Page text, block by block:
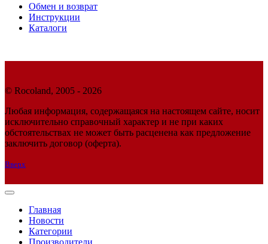
Обмен и возврат
Инструкции
Каталоги
© Rocoland, 2005 - 2026
Любая информация, содержащаяся на настоящем сайте, носит
исключительно справочный характер и не при каких
обстоятельствах не может быть расценена как предложение
заключить договор (оферта).
Вверх
Главная
Новости
Категории
Производители